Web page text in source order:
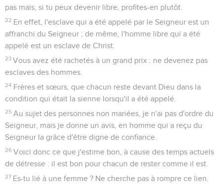
pas mais, si tu peux devenir libre, profites-en plutôt.
22 En effet, l'esclave qui a été appelé par le Seigneur est un
affranchi du Seigneur ; de même, l'homme libre qui a été
appelé est un esclave de Christ.
23 Vous avez été rachetés à un grand prix : ne devenez pas
esclaves des hommes.
24 Frères et sœurs, que chacun reste devant Dieu dans la
condition qui était la sienne lorsqu'il a été appelé.
25 Au sujet des personnes non mariées, je n'ai pas d'ordre du
Seigneur, mais je donne un avis, en homme qui a reçu du
Seigneur la grâce d'être digne de confiance.
26 Voici donc ce que j'estime bon, à cause des temps actuels
de détresse : il est bon pour chacun de rester comme il est.
27 Es-tu lié à une femme ? Ne cherche pas à rompre ce lien.